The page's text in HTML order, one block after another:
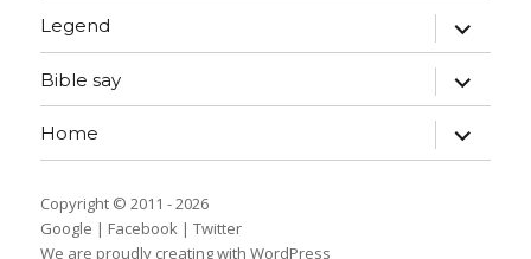
Legend expand
child
menu
Bible say expand
child
menu
Home expand
child
menu
Copyright © 2011 - 2026
Google | Facebook |Twitter
We are proudly creating with WordPress